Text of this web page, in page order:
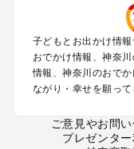
小田原・熱海・湯河原
町田・相模原・愛川・
新横浜・港北エリア
川崎のプールお出かけ
海老名・厚木のプール
箱根（湯本・強羅・
子どもとお出かけ情
おでかけ情報、神奈
情報、神奈川のおで
ながり・幸せを願って
ご意見やお問
プレゼンタ